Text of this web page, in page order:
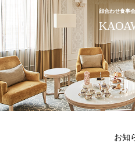
顔合わせ食事会
お知